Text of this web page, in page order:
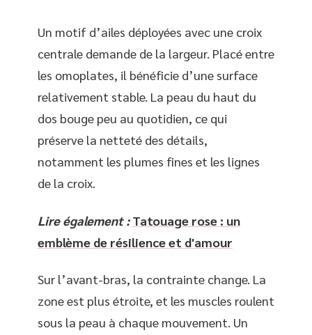
Un motif d’ailes déployées avec une croix
centrale demande de la largeur. Placé entre
les omoplates, il bénéficie d’une surface
relativement stable. La peau du haut du
dos bouge peu au quotidien, ce qui
préserve la netteté des détails,
notamment les plumes fines et les lignes
de la croix.
Lire également : Tatouage rose : un
emblème de résilience et d'amour
Sur l’avant-bras, la contrainte change. La
zone est plus étroite, et les muscles roulent
sous la peau à chaque mouvement. Un